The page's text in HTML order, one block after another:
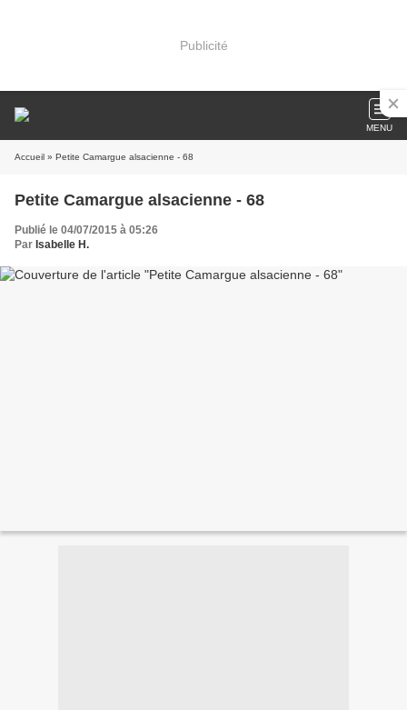
Publicité
MENU
Accueil » Petite Camargue alsacienne - 68
Petite Camargue alsacienne - 68
Publié le 04/07/2015 à 05:26
Par Isabelle H.